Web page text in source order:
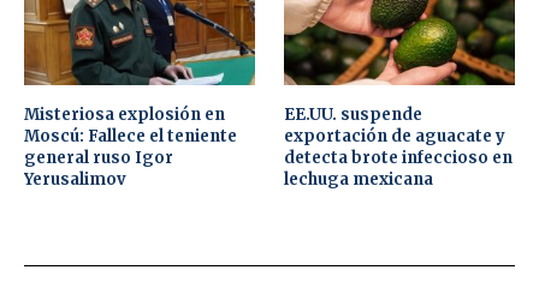
Misteriosa explosión en
Moscú: Fallece el teniente
general ruso Igor
Yerusalimov
EE.UU. suspende
exportación de aguacate y
detecta brote infeccioso en
lechuga mexicana